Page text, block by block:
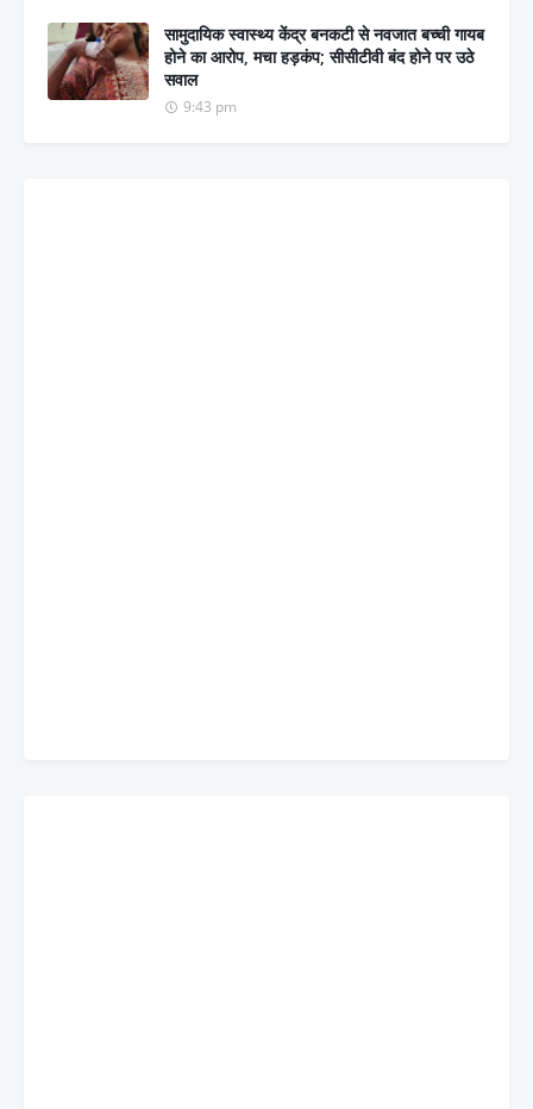
सामुदायिक स्वास्थ्य केंद्र बनकटी से नवजात बच्ची गायब
होने का आरोप, मचा हड़कंप; सीसीटीवी बंद होने पर उठे
सवाल
9:43 pm